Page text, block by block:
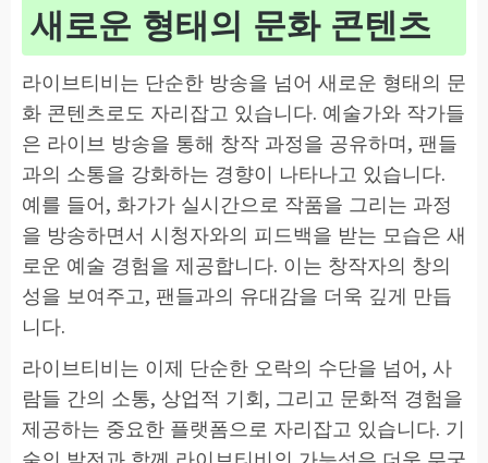
새로운 형태의 문화 콘텐츠
라이브티비는 단순한 방송을 넘어 새로운 형태의 문
화 콘텐츠로도 자리잡고 있습니다. 예술가와 작가들
은 라이브 방송을 통해 창작 과정을 공유하며, 팬들
과의 소통을 강화하는 경향이 나타나고 있습니다.
예를 들어, 화가가 실시간으로 작품을 그리는 과정
을 방송하면서 시청자와의 피드백을 받는 모습은 새
로운 예술 경험을 제공합니다. 이는 창작자의 창의
성을 보여주고, 팬들과의 유대감을 더욱 깊게 만듭
니다.
라이브티비는 이제 단순한 오락의 수단을 넘어, 사
람들 간의 소통, 상업적 기회, 그리고 문화적 경험을
제공하는 중요한 플랫폼으로 자리잡고 있습니다. 기